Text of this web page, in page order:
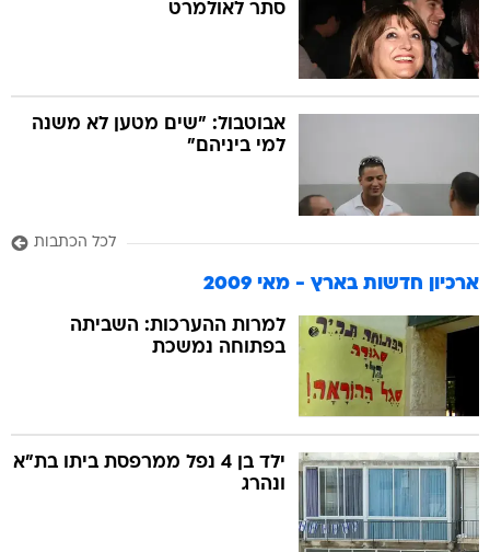
סתר לאולמרט
אבוטבול: "שים מטען לא משנה
למי ביניהם"
לכל הכתבות
ארכיון חדשות בארץ - מאי 2009
למרות ההערכות: השביתה
בפתוחה נמשכת
ילד בן 4 נפל ממרפסת ביתו בת"א
ונהרג